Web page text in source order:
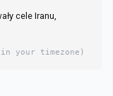
cele Iranu,
your timezone)